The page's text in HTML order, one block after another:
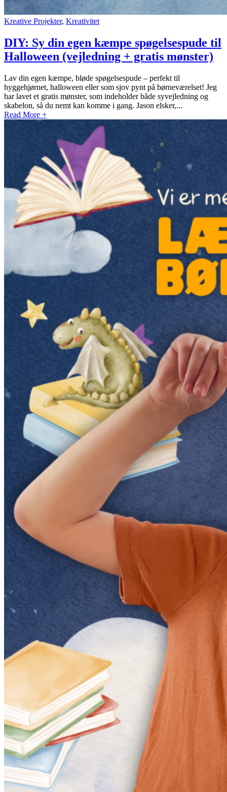
Kreative Projekter, Kreativitet
DIY: Sy din egen kæmpe spøgelsespude til
Halloween (vejledning + gratis mønster)
Lav din egen kæmpe, bløde spøgelsespude – perfekt til
hyggehjørnet, halloween eller som sjov pynt på børneværelset! Jeg
har lavet et gratis mønster, som indeholder både syvejledning og
skabelon, så du nemt kan komme i gang. Jason elsker,...
Read More +